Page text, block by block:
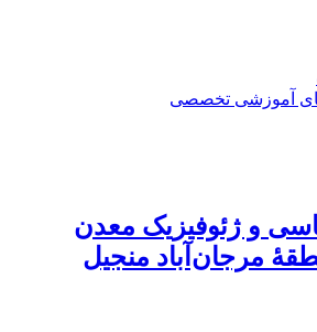
آموزشی تخصصی
و ژئوفیزیک معدن
مرجان‌آباد منجیل